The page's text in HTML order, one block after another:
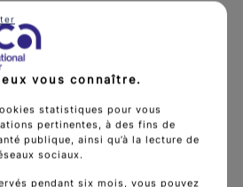
:
vous connaître.
statistiques pour vous
pertinentes, à des fins de
publique, ainsi qu’à la lecture de
sociaux.
pendant six mois, vous pouvez